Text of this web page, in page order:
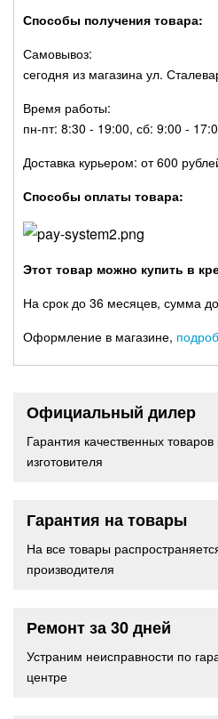
Способы получения товара:
Самовывоз:
сегодня из магазина ул.
Время работы:
пн-пт: 8:30 - 19:00, сб: 9:00 -
Доставка курьером: от 600
Способы оплаты товара:
Этот товар можно купить в
На срок до 36 месяцев, сумма
Оформление в магазине,
Официальный дилер
Гарантия качественных
изготовителя
Гарантия на товары
На все товары
производителя
Ремонт за 30 дней
Устраним неисправности по
центре